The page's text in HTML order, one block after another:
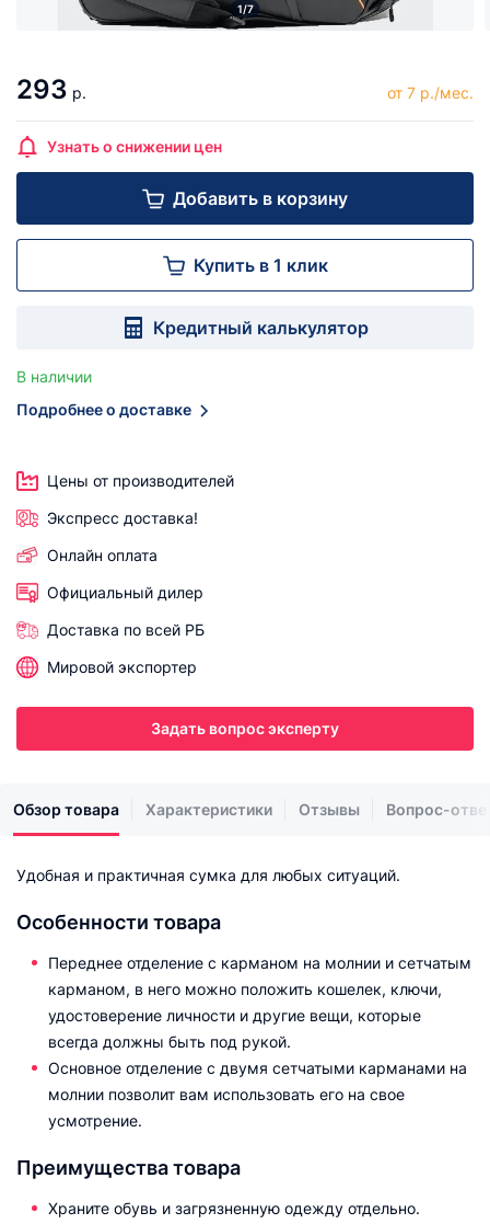
1/7
293 р. от 7 р./мес.
Узнать о снижении цен
Добавить в корзину
Купить в 1 клик
Кредитный калькулятор
В наличии
Подробнее о доставке
Цены от производителей
Экспресс доставка!
Онлайн оплата
Официальный дилер
Доставка по всей РБ
Мировой экспортер
Задать вопрос эксперту
Обзор товара Характеристики Отзывы Вопрос-
Удобная и практичная сумка для любых ситуаций.
Особенности товара
Переднее отделение с карманом на молнии и сетчатым
карманом, в него можно положить кошелек, ключи,
удостоверение личности и другие вещи, которые
всегда должны быть под рукой.
Основное отделение с двумя сетчатыми карманами на
молнии позволит вам использовать его на свое
усмотрение.
Преимущества товара
Храните обувь и загрязненную одежду отдельно.